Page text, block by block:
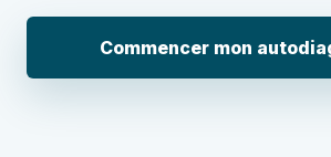
Commencer mon